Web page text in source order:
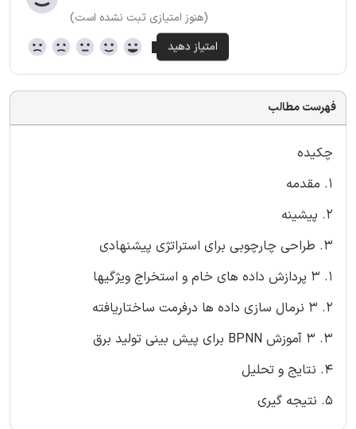
(هنوز امتیازی ثبت نشده است)
فهرست مطالب
چکیده
1. مقدمه
2. پیشینه
3. طراحی چارچوبی برای استراتژی پیشنهادی
1. 3 پردازش داده های خام و استخراج ویژگیها
2. 3 نرمال سازی داده ها درفرمت ساختاریافته
3. 3 آموزش BPNN برای پیش بینی تولید برق
4. نتایج و تحلیل
5. نتیجه گیری